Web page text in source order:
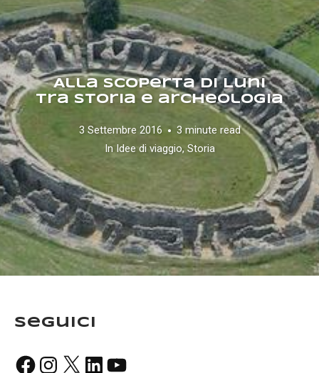
Alla scoperta di Luni
tra storia e archeologia
3 Settembre 2016
3 minute read
In Idee di viaggio, Storia
Seguici
FacebookInstagram
X LinkedInYouTube